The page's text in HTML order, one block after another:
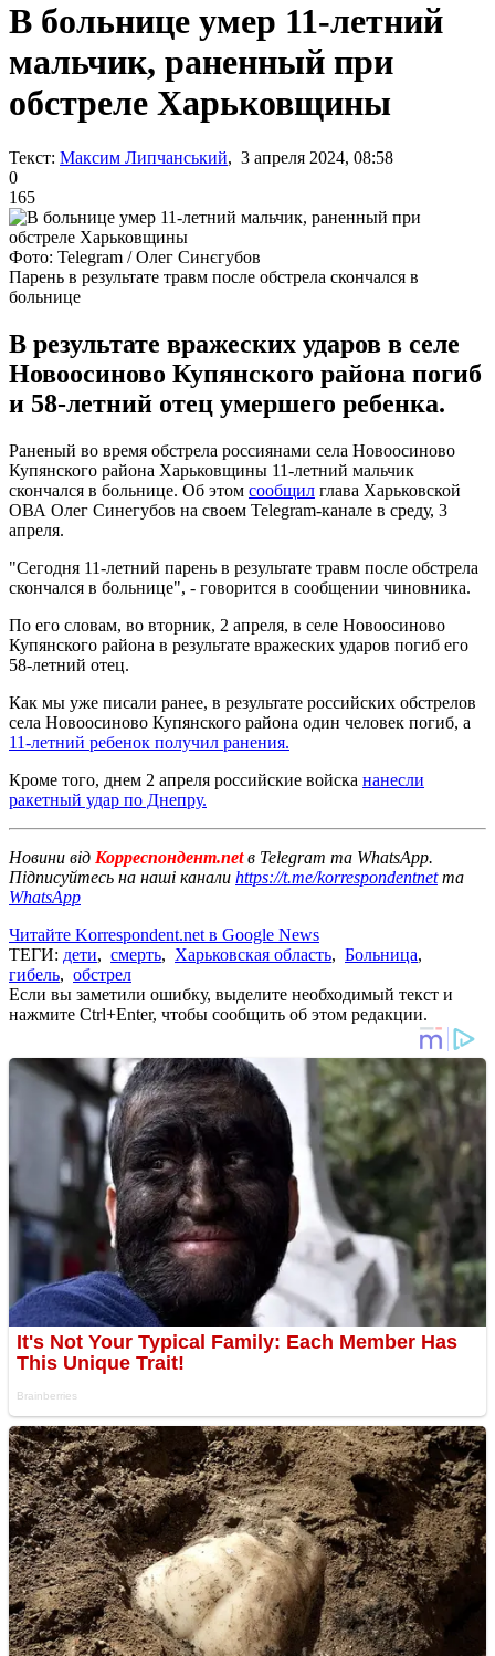
В больнице умер 11-летний
мальчик, раненный при
обстреле Харьковщины
Текст: Максим Липчанський, 3 апреля 2024, 08:58
0
165
Фото: Telegram / Олег Синєгубов
Парень в результате травм после обстрела скончался в
больнице
В результате вражеских ударов в селе
Новоосиново Купянского района погиб
и 58-летний отец умершего ребенка.
Раненый во время обстрела россиянами села Новоосиново
Купянского района Харьковщины 11-летний мальчик
скончался в больнице. Об этом сообщил глава Харьковской
ОВА Олег Синегубов на своем Telegram-канале в среду, 3
апреля.
"Сегодня 11-летний парень в результате травм после обстрела
скончался в больнице", - говорится в сообщении чиновника.
По его словам, во вторник, 2 апреля, в селе Новоосиново
Купянского района в результате вражеских ударов погиб его
58-летний отец.
Как мы уже писали ранее, в результате российских обстрелов
села Новоосиново Купянского района один человек погиб, а
11-летний ребенок получил ранения.
Кроме того, днем 2 апреля российские войска нанесли
ракетный удар по Днепру.
Новини від Корреспондент.netв Telegram та WhatsApp.
Підписуйтесь на наші канали https://t.me/korrespondentnetта
WhatsApp
Читайте Korrespondent.net в Google News
ТЕГИ: дети, смерть, Харьковская область, Больница,
гибель, обстрел
Если вы заметили ошибку, выделите необходимый текст и
нажмите Ctrl+Enter, чтобы сообщить об этом редакции.